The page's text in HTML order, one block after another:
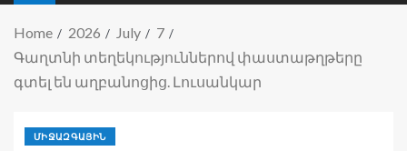
Home 2026 July
7
Գաղտնի տեղեկություններով փաստաթղթերը
գտել են աղբանոցից. Լուսանկար
ՄԻՋԱԶԳԱՅԻՆ